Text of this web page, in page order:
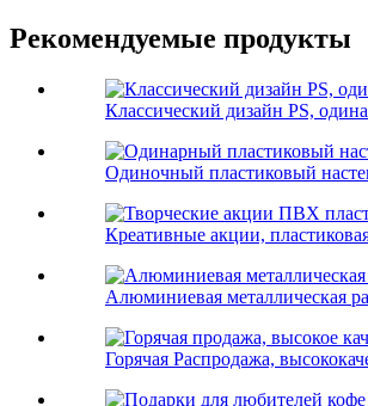
Рекомендуемые продукты
Классический дизайн PS,
Одиночный пластиковый
Креативные акции,
Алюминиевая металлическая
Горячая Распродажа,